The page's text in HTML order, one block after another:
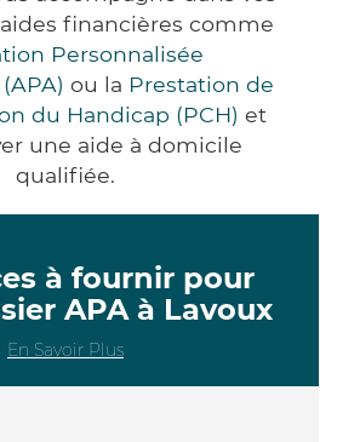
financières comme
Personnalisée
ou la Prestation de
du Handicap (PCH) et
une aide à domicile
qualifiée.
à fournir pour
APA à Lavoux
En Savoir Plus